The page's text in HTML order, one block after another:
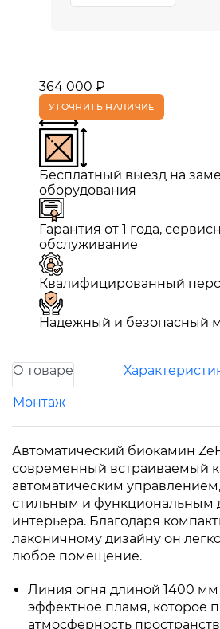
364 000 ₽
УТОЧНИТЬ НАЛИЧИЕ
Бесплатный выезд на
оборудования
Гарантия от 1 года,
обслуживание
Квалифицированный
Надежный и безопасный
О товаре
Монтаж
Автоматический биокамин
современный встраиваемый
автоматическим
стильным и функциональным
интерьера. Благодаря
лаконичному дизайну он
любое помещение.
Линия огня длиной 1400 мм
эффектное пламя, которое
атмосферность